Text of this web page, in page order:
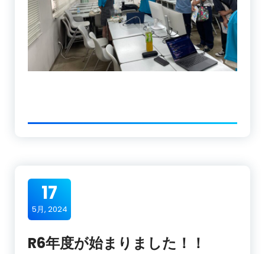
17
5月, 2024
R6年度が始まりました！！